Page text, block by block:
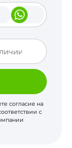
согласие на
с